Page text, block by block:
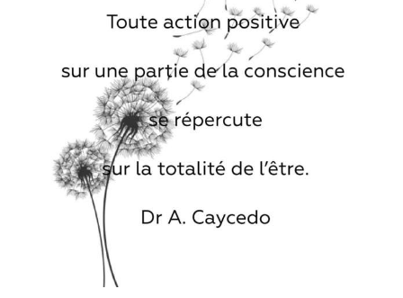
CORONAVIRUS (COVID-19) –
CONSEILS PSYCHOLOGIQUES